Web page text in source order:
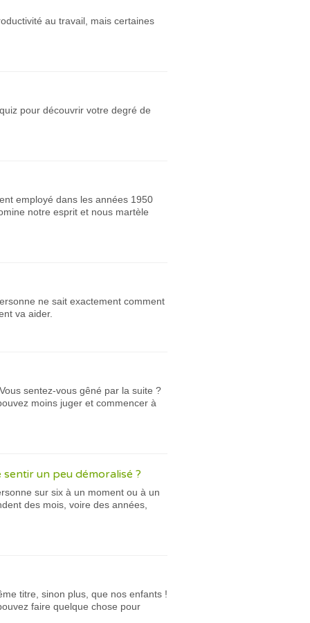
au travail, mais certaines
pour découvrir votre degré de
employé dans les années 1950
notre esprit et nous martèle
ne sait exactement comment
va aider.
sentez-vous gêné par la suite ?
moins juger et commencer à
un peu démoralisé ?
sur six à un moment ou à un
des mois, voire des années,
titre, sinon plus, que nos enfants !
faire quelque chose pour